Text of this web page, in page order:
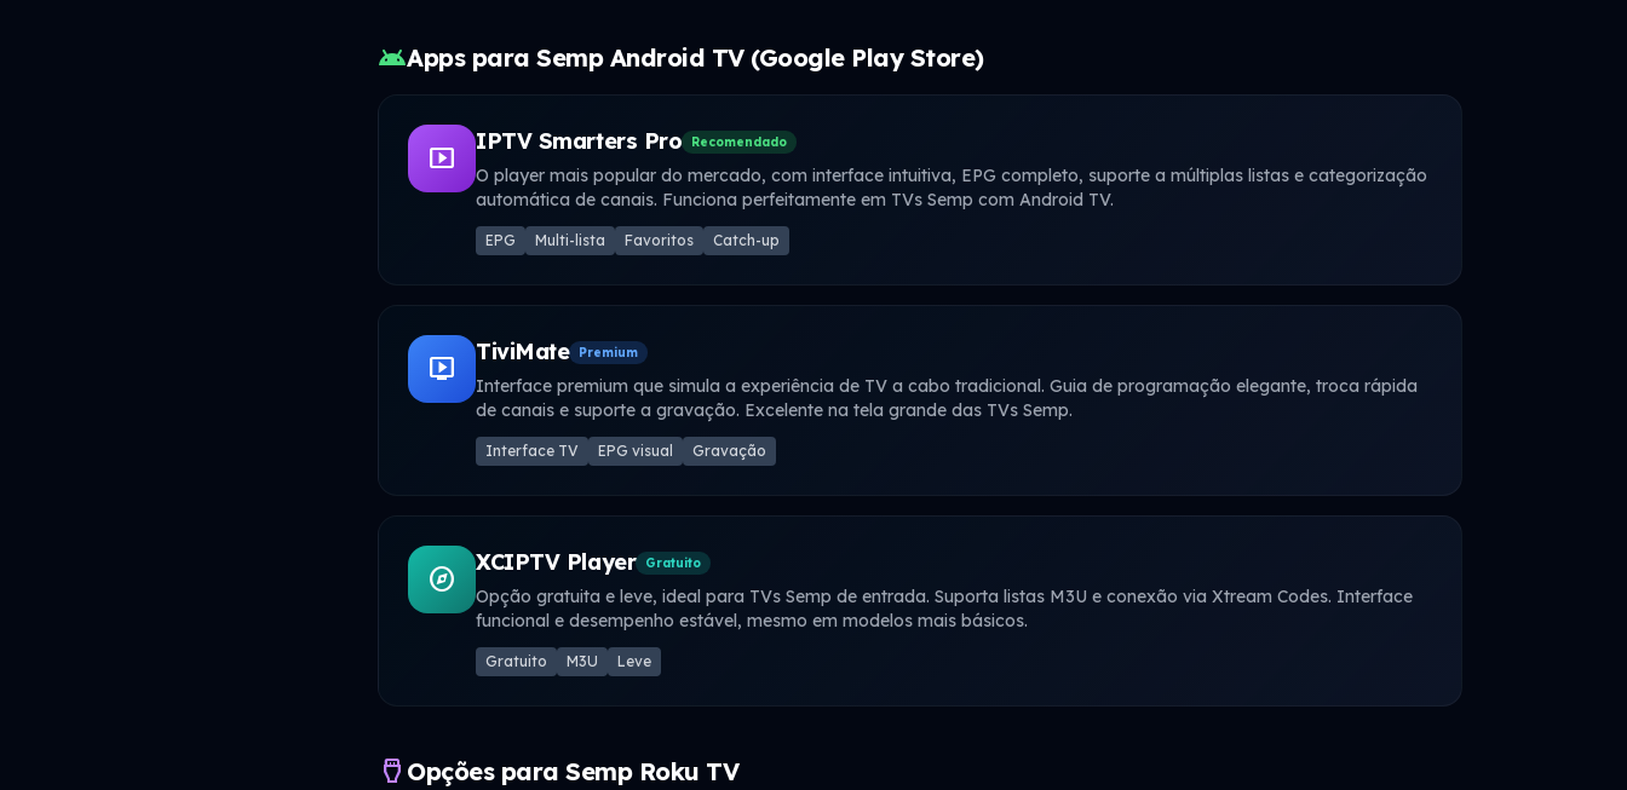
androidApps para Semp Android TV (Google Play Store)
smart_display
IPTV Smarters Pro Recomendado
O player mais popular do mercado, com interface intuitiva, EPG completo, suporte a múltiplas listas e categorização
automática de canais. Funciona perfeitamente em TVs Semp com Android TV.
EPG Multi-lista Favoritos Catch-up
live_tv
TiviMate Premium
Interface premium que simula a experiência de TV a cabo tradicional. Guia de programação elegante, troca rápida
de canais e suporte a gravação. Excelente na tela grande das TVs Semp.
Interface TV EPG visual Gravação
explore
XCIPTV Player Gratuito
Opção gratuita e leve, ideal para TVs Semp de entrada. Suporta listas M3U e conexão via Xtream Codes. Interface
funcional e desempenho estável, mesmo em modelos mais básicos.
Gratuito M3U Leve
settings_input_hdmi Opções para Semp Roku TV